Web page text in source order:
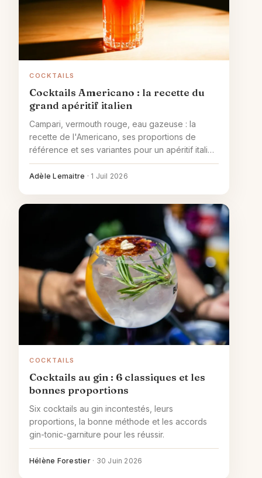
COCKTAILS
Cocktails Americano : la recette du
grand apéritif italien
Campari, vermouth rouge, eau gazeuse : la
recette de l'Americano, ses proportions de
référence et ses variantes pour un apéritif italien
réussi.
Adèle Lemaitre · 1 Juil 2026
COCKTAILS
Cocktails au gin : 6 classiques et les
bonnes proportions
Six cocktails au gin incontestés, leurs
proportions, la bonne méthode et les accords
gin-tonic-garniture pour les réussir.
Hélène Forestier · 30 Juin 2026